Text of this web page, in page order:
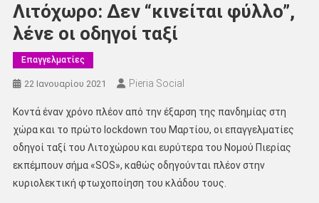
Λιτόχωρο: Δεν “κινείται φύλλο”,
λένε οι οδηγοί ταξί
Επαγγελματίες
22 Ιανουαρίου 2021 Pieria Social
Κοντά έναν χρόνο πλέον από την έξαρση της πανδημίας στη
χώρα και το πρώτο lockdown του Μαρτίου, οι επαγγελματίες
οδηγοί ταξί του Λιτοχώρου και ευρύτερα του Νομού Πιερίας
εκπέμπουν σήμα «SOS», καθώς οδηγούνται πλέον στην
κυριολεκτική φτωχοποίηση του κλάδου τους.